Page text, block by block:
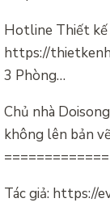
Hotline Thiết kế
https://
3 Phòng…
Chủ nhà
không lên bản
Tác giả: https://